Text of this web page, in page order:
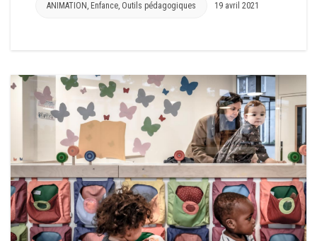
ANIMATION , Enfance, Outils pédagogiques 19 avril 2021